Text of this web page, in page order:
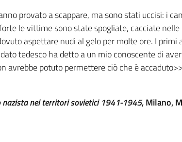
provato a scappare, ma sono stati uccisi: i
le vittime sono state spogliate, cacciate
aspettare nudi al gelo per molte ore. I
tedesco ha detto a un mio conoscente di
avrebbe potuto permettere ciò che è
nazista nei territori sovietici 1941-1945, Milano,